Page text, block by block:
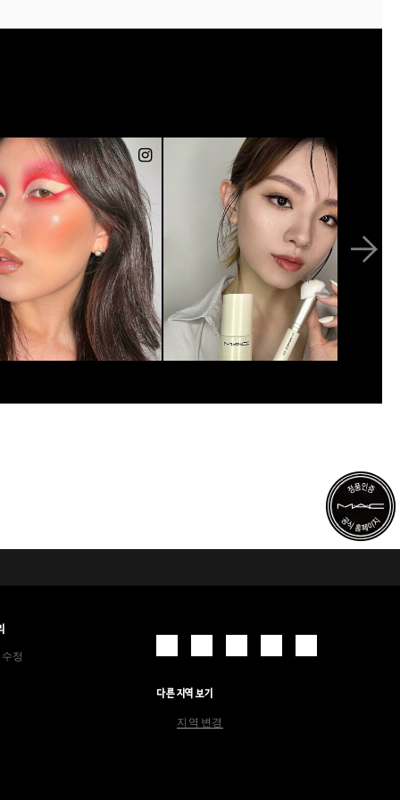
정
다른 지역 보기
지역 변경